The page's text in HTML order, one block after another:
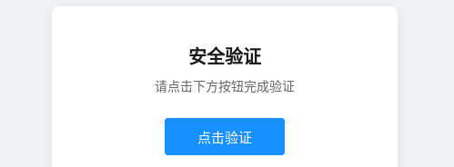
安全验证
请点击下方按钮完成验证
点击验证